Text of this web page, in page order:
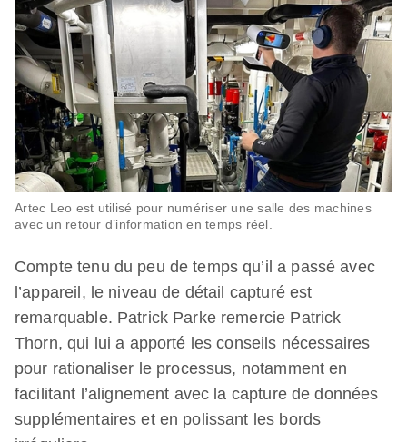
Artec Leo est utilisé pour numériser une salle des machines
avec un retour d’information en temps réel.
Compte tenu du peu de temps qu’il a passé avec
l’appareil, le niveau de détail capturé est
remarquable. Patrick Parke remercie Patrick
Thorn, qui lui a apporté les conseils nécessaires
pour rationaliser le processus, notamment en
facilitant l’alignement avec la capture de données
supplémentaires et en polissant les bords